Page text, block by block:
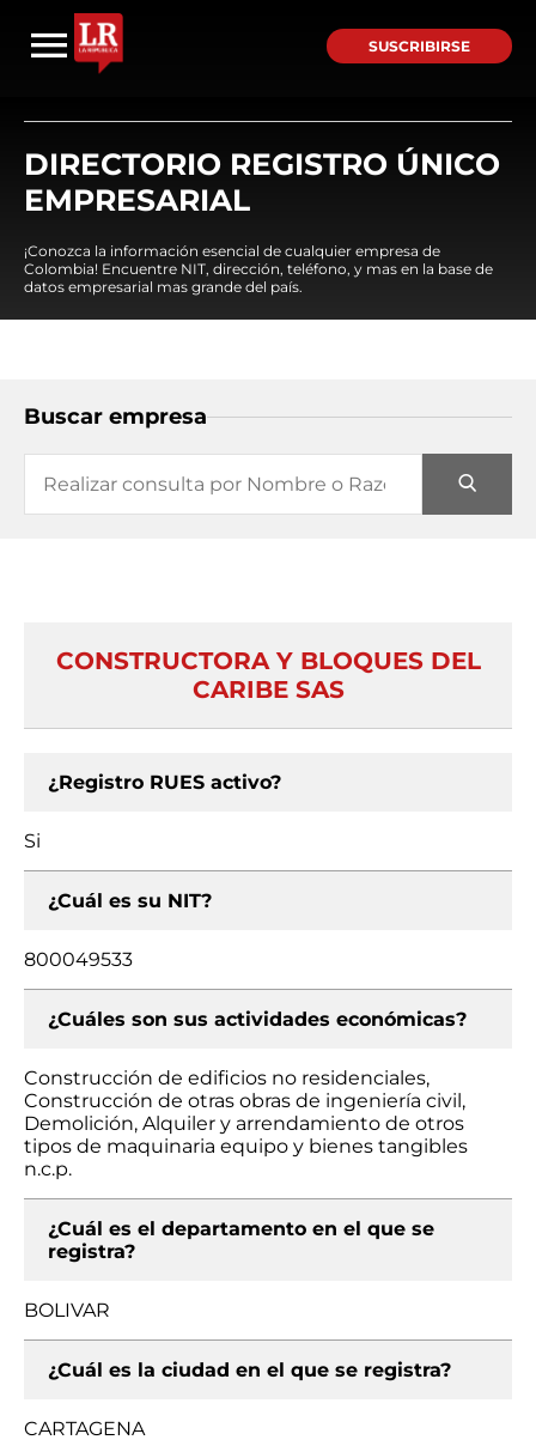
SUSCRIBIRSE
DIRECTORIO REGISTRO ÚNICO
EMPRESARIAL
¡Conozca la información esencial de cualquier empresa de
Colombia! Encuentre NIT, dirección, teléfono, y mas en la base de
datos empresarial mas grande del país.
Buscar empresa
CONSTRUCTORA Y BLOQUES DEL
CARIBE SAS
¿Registro RUES activo?
Si
¿Cuál es su NIT?
800049533
¿Cuáles son sus actividades económicas?
Construcción de edificios no residenciales,
Construcción de otras obras de ingeniería civil,
Demolición, Alquiler y arrendamiento de otros
tipos de maquinaria equipo y bienes tangibles
n.c.p.
¿Cuál es el departamento en el que se
registra?
BOLIVAR
¿Cuál es la ciudad en el que se registra?
CARTAGENA